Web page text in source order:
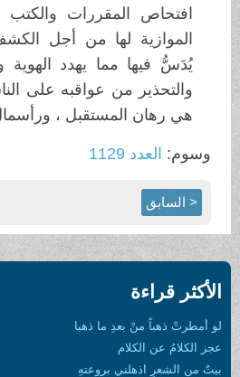
افتحاص المقررات والكتب
الموازية لها من أجل
يُدَسُّ فيها مما يهدد الهوية
والتحذير من عواقبه على
هي رهان المستقبل ، ورأسمال
وسوم:العدد 1129
< السابق
الأكثر قراءة
لو أمطرتْ ذهباً منْ بعدِ ما ذهبا
عجز الكلامُ عن الكلام
بيتٌ من الشعرِ اذهلني بروعتهِ